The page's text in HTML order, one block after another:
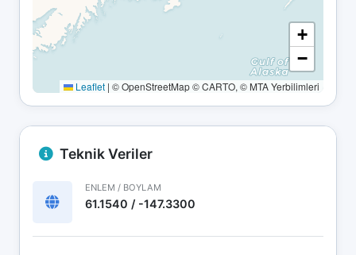
+
−
Leaflet | © OpenStreetMap © CARTO, © MTA Yerbilimleri
Teknik Veriler
ENLEM / BOYLAM
61.1540 / -147.3300